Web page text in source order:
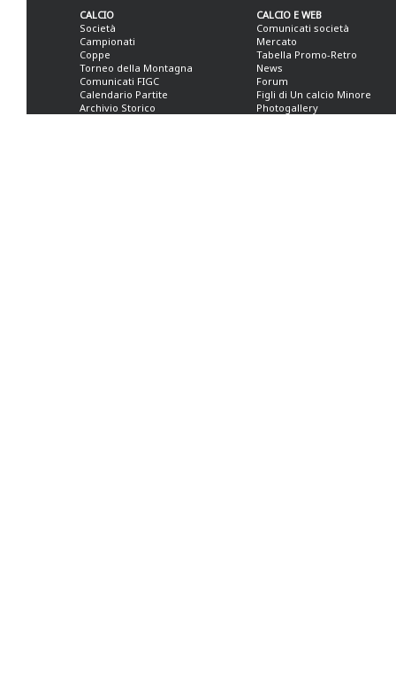
CALCIO
Società
Campionati
Coppe
Torneo della Montagna
Comunicati FIGC
Calendario Partite
Archivio Storico
CALCIO E WEB
Comunicati società
Mercato
Tabella Promo-Retro
News
Forum
Figli di Un calcio Minore
Photogallery